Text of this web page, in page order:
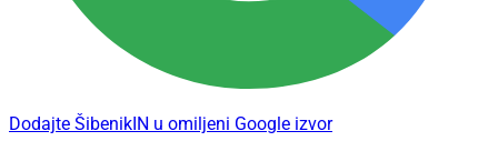
Dodajte ŠibenikIN u omiljeni Google izvor